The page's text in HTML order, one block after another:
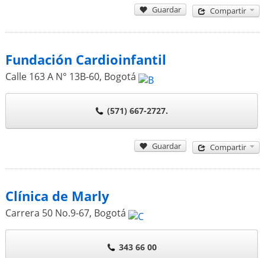
Guardar Compartir
Fundación Cardioinfantil
Calle 163 A N° 13B-60, Bogotá
(571) 667-2727.
Guardar Compartir
Clínica de Marly
Carrera 50 No.9-67, Bogotá
343 66 00